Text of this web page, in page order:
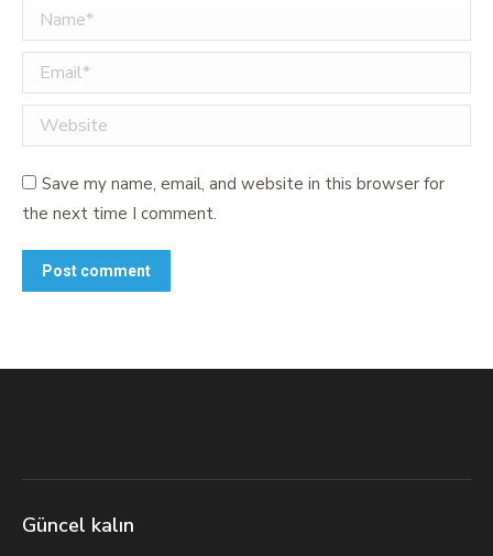
Name *
Email *
Website
Save my name, email, and website in this browser for
the next time I comment.
Post comment
Güncel kalın